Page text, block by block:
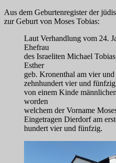
Aus dem Geburtenregister der
zur Geburt von Moses Tobias:
Laut Verhandlung vom 24.
Ehefrau
des Israeliten Michael
Esther
geb. Kronenthal am vier
zehnhundert vier und
von einem Kinde
worden
welchem der Vorname
Eingetragen Dierdorf am
hundert vier und fünfzig.